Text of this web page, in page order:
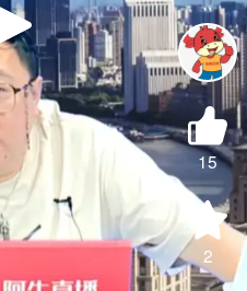
Play
Video
15
2